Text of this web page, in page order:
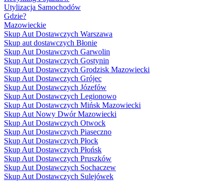
Utylizacja Samochodów
Gdzie?
Mazowieckie
Skup Aut Dostawczych Warszawa
Skup aut dostawczych Błonie
Skup Aut Dostawczych Garwolin
Skup Aut Dostawczych Gostynin
Skup Aut Dostawczych Grodzisk Mazowiecki
Skup Aut Dostawczych Grójec
Skup Aut Dostawczych Józefów
Skup Aut Dostawczych Legionowo
Skup Aut Dostawczych Mińsk Mazowiecki
Skup Aut Nowy Dwór Mazowiecki
Skup Aut Dostawczych Otwock
Skup Aut Dostawczych Piaseczno
Skup Aut Dostawczych Płock
Skup Aut Dostawczych Płońsk
Skup Aut Dostawczych Pruszków
Skup Aut Dostawczych Sochaczew
Skup Aut Dostawczych Sulejówek